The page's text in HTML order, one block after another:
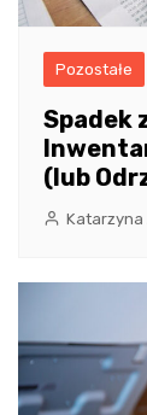
Pozostałe
Spadek
(lub
Katarzyna